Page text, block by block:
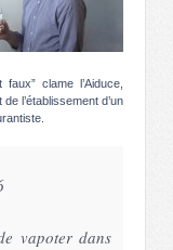
clame l’Aiduce,
l’établissement d’un
vapoter dans